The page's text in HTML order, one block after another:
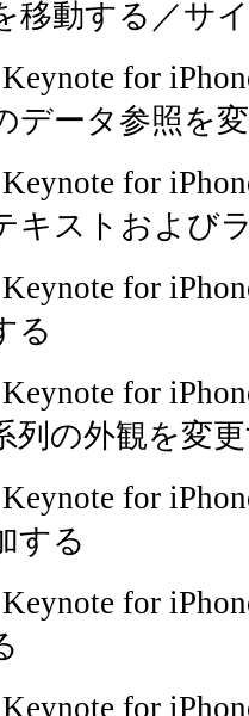
移動する／サ
for
データ参照を
for
キストおよび
for
る
for
列の外観を変
for
する
for
for